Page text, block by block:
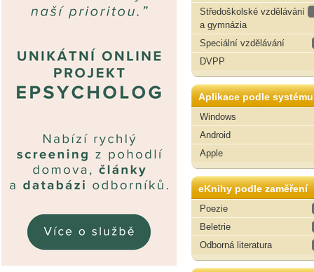
Středoškolské vzdělávání
a gymnázia
Speciální vzdělávání
DVPP
Aplikace podle systému
Windows
Android
Apple
eKnihy podle zaměření
Poezie
Beletrie
Odborná literatura